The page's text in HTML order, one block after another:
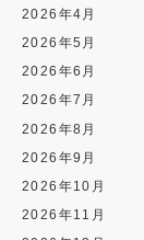
2026年4月
2026年5月
2026年6月
2026年7月
2026年8月
2026年9月
2026年10月
2026年11月